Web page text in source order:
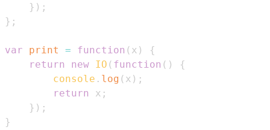
} ) ;
} ;
var print = function ( x )
{
return
new IO ( function ( )
{
console . log ( x ) ;
return
x ;
} ) ;
}